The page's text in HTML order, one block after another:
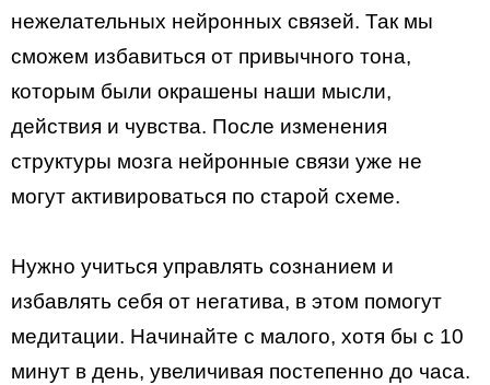
нежелательных нейронных связей. Так мы
сможем избавиться от привычного тона,
которым были окрашены наши мысли,
действия и чувства. После изменения
структуры мозга нейронные связи уже не
могут активироваться по старой схеме.
Нужно учиться управлять сознанием и
избавлять себя от негатива, в этом помогут
медитации. Начинайте с малого, хотя бы с 10
минут в день, увеличивая постепенно до часа.